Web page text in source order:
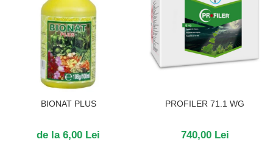
BIONAT PLUS
de la 6,00 Lei
PROFILER 71.1 WG
740,00 Lei